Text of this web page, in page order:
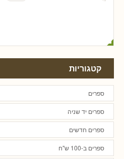
קטגוריות
ספרים
ספרים יד שניה
ספרים חדשים
ספרים ב-100 ש"ח